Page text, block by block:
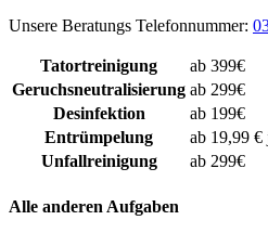
Unsere Beratungs Telefonnummer:
Tatortreinigung
ab 399€
Geruchsneutralisierung ab 299€
Desinfektion
ab 199€
Entrümpelung
ab 19,99
Unfallreinigung
ab 299€
Alle anderen Aufgaben